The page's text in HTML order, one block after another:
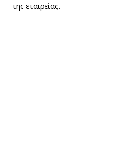
της εταιρείας.